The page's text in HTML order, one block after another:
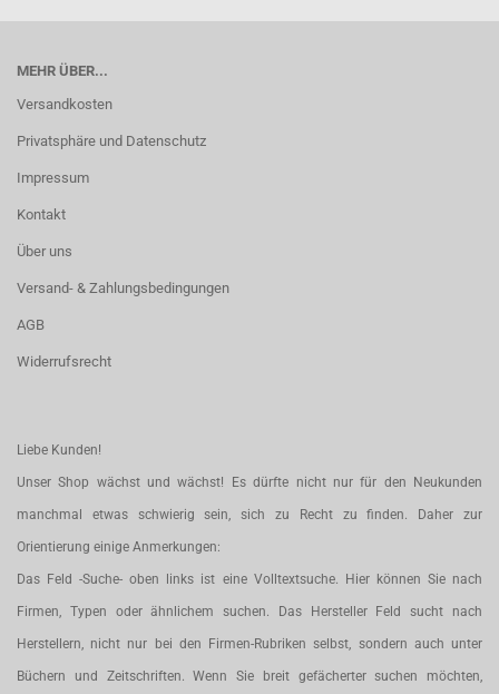
MEHR ÜBER...
Versandkosten
Privatsphäre und Datenschutz
Impressum
Kontakt
Über uns
Versand- & Zahlungsbedingungen
AGB
Widerrufsrecht
Liebe Kunden!
Unser Shop wächst und wächst! Es dürfte nicht nur für den Neukunden
manchmal etwas schwierig sein, sich zu Recht zu finden. Daher zur
Orientierung einige Anmerkungen:
Das Feld -Suche- oben links ist eine Volltextsuche. Hier können Sie nach
Firmen, Typen oder ähnlichem suchen. Das Hersteller Feld sucht nach
Herstellern, nicht nur bei den Firmen-Rubriken selbst, sondern auch unter
Büchern und Zeitschriften. Wenn Sie breit gefächerter suchen möchten,